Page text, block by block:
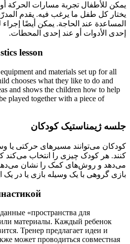
يمكن للأطفال تجربة مسارات الحركة
يختار كل طفل ما يرغب فيه. يقدم
المساعدة عند الحاجة. يمكن أيضًا
إحدى الأدوات أو عند إحدى المحطات.
lesson
and materials set up for all
chooses what they like to do and
and shows the children how to help
played together with a piece of
جلسه ژیمناستیک کودکان
کودکان می‌توانند مسیرهای حرکتی یا
کنند. هر کودک چیزی را انتخاب می‌کند
می‌دهد و روش‌های کمک را نشان
بازی گروهی با یک وسیله بازی یا در یک
«пространства для
материалы. Каждый ребенок
Тренер предлагает идеи и
может проводиться совместная